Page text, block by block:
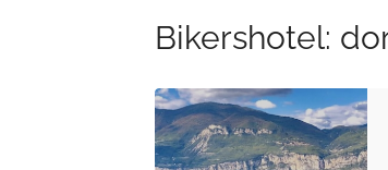
Bikershotel: